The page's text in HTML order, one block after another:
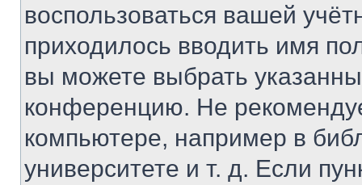
воспользоваться вашей
приходилось вводить имя
вы можете выбрать
конференцию. Не
компьютере, например в
университете и т. д. Если